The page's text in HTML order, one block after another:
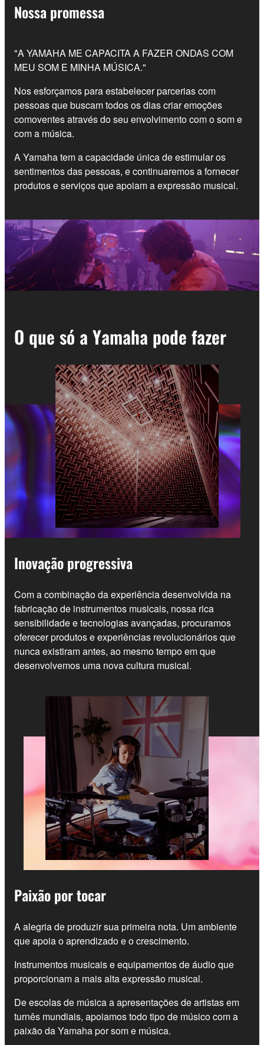
Nossa promessa
"A YAMAHA ME CAPACITA A FAZER ONDAS COM
MEU SOM E MINHA MÚSICA."
Nos esforçamos para estabelecer parcerias com
pessoas que buscam todos os dias criar emoções
comoventes através do seu envolvimento com o som e
com a música.
A Yamaha tem a capacidade única de estimular os
sentimentos das pessoas, e continuaremos a fornecer
produtos e serviços que apoiam a expressão musical.
O que só a Yamaha pode fazer
Inovação progressiva
Com a combinação da experiência desenvolvida na
fabricação de instrumentos musicais, nossa rica
sensibilidade e tecnologias avançadas, procuramos
oferecer produtos e experiências revolucionários que
nunca existiram antes, ao mesmo tempo em que
desenvolvemos uma nova cultura musical.
Paixão por tocar
A alegria de produzir sua primeira nota. Um ambiente
que apoia o aprendizado e o crescimento.
Instrumentos musicais e equipamentos de áudio que
proporcionam a mais alta expressão musical.
De escolas de música a apresentações de artistas em
turnês mundiais, apoiamos todo tipo de músico com a
paixão da Yamaha por som e música.